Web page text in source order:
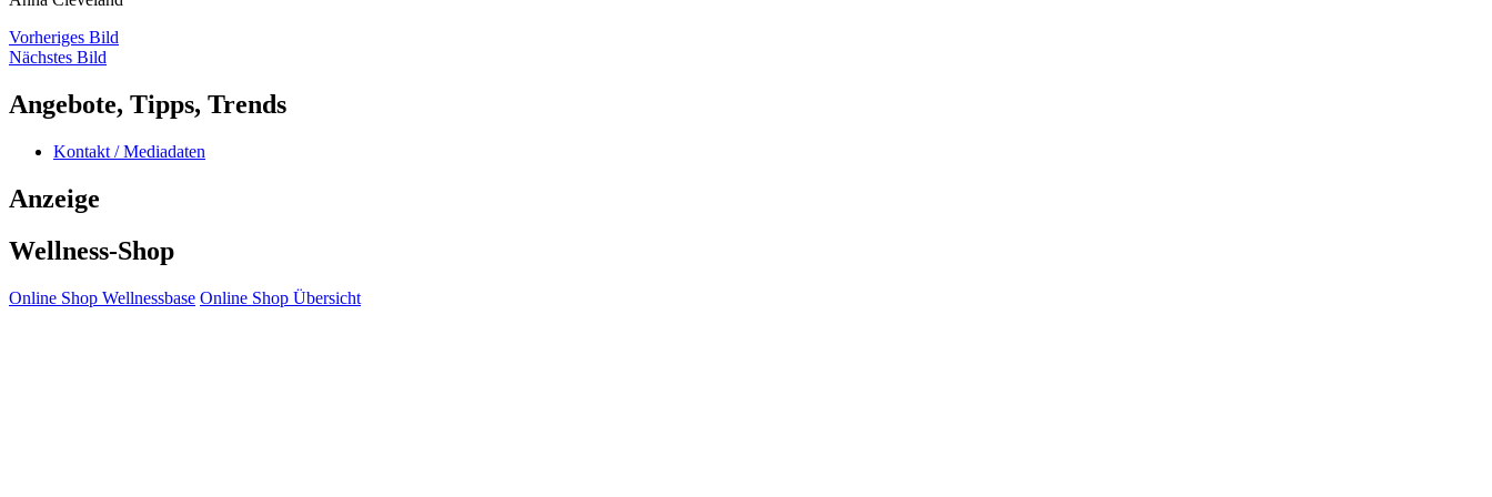
Vorheriges Bild
Nächstes Bild
Angebote, Tipps, Trends
Kontakt / Mediadaten
Anzeige
Wellness-Shop
Online Shop Wellnessbase Online Shop Übersicht